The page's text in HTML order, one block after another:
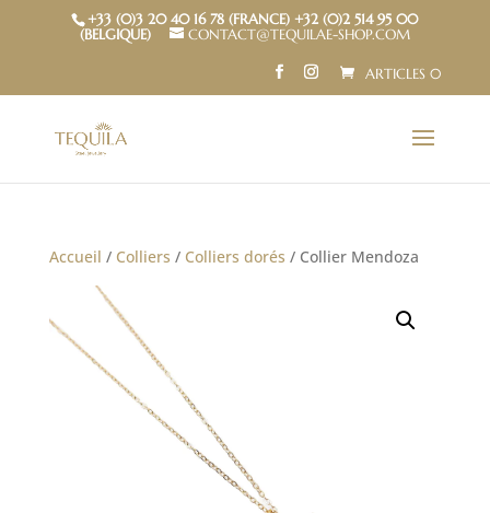
+33 (0)3 20 40 16 78 (FRANCE) +32 (0)2 514 95 00
(BELGIQUE)
CONTACT@TEQUILAE-SHOP.COM
ARTICLES 0
Accueil / Colliers / Colliers dorés / Collier Mendoza